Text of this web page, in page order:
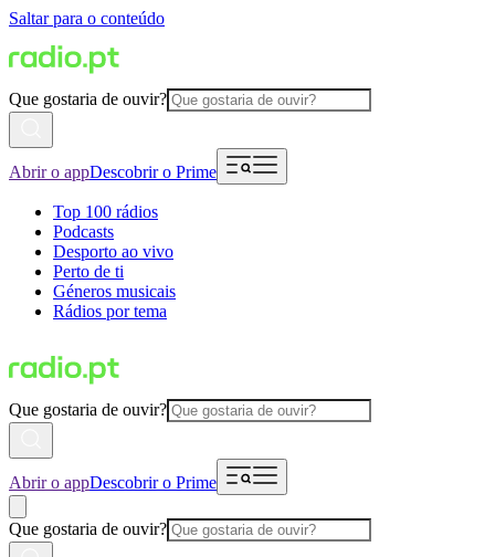
Saltar para o conteúdo
Que gostaria de ouvir?
Abrir o appDescobrir o Prime
Top 100 rádios
Podcasts
Desporto ao vivo
Perto de ti
Géneros musicais
Rádios por tema
Que gostaria de ouvir?
Abrir o appDescobrir o Prime
Que gostaria de ouvir?